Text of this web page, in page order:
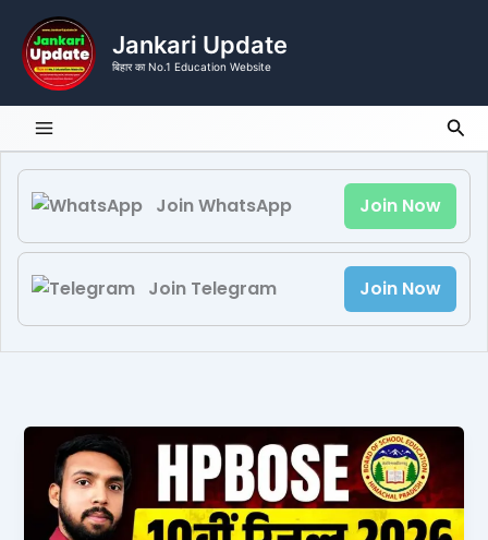
content
Jankari Update
बिहार का No.1 Education Website
Join WhatsApp Join Now
Join Telegram Join Now